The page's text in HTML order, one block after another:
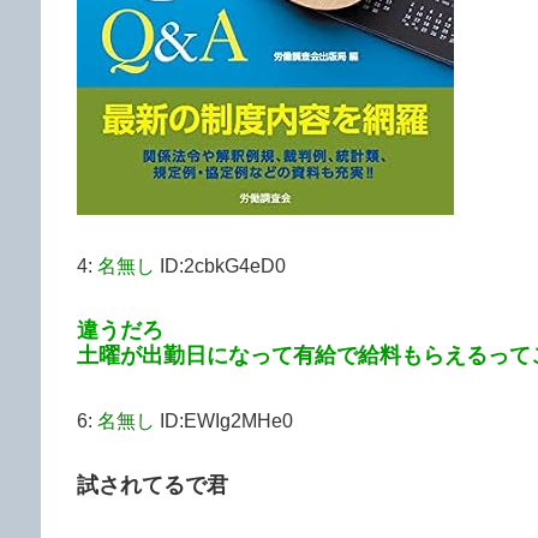
4: 名無し ID:2cbkG4eD0
違うだろ
土曜が出勤日になって有給で給料もらえるって
6: 名無し ID:EWIg2MHe0
試されてるで君